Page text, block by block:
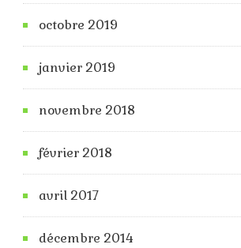
octobre 2019
janvier 2019
novembre 2018
février 2018
avril 2017
décembre 2014